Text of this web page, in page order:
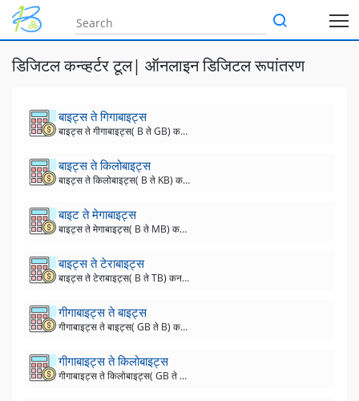
डिजिटल कन्व्हर्टर टूल| ऑनलाइन डिजिटल रूपांतरण
बाइट्स ते गिगाबाइट्स
बाइट्स ते गीगाबाइट्स( B ते GB) कनवर्टर
बाइट्स ते किलोबाइट्स
बाइट्स ते किलोबाइट्स( B ते KB) कनवर्टर
बाइट ते मेगाबाइट्स
बाइट्स ते मेगाबाइट्स( B ते MB) कनवर्टर
बाइट्स ते टेराबाइट्स
बाइट्स ते टेराबाइट्स( B ते TB) कनवर्टर
गीगाबाइट्स ते बाइट्स
गीगाबाइट्स ते बाइट्स( GB ते B) कनवर्टर
गीगाबाइट्स ते किलोबाइट्स
गीगाबाइट्स ते किलोबाइट्स( GB ते KB) कनवर्टर